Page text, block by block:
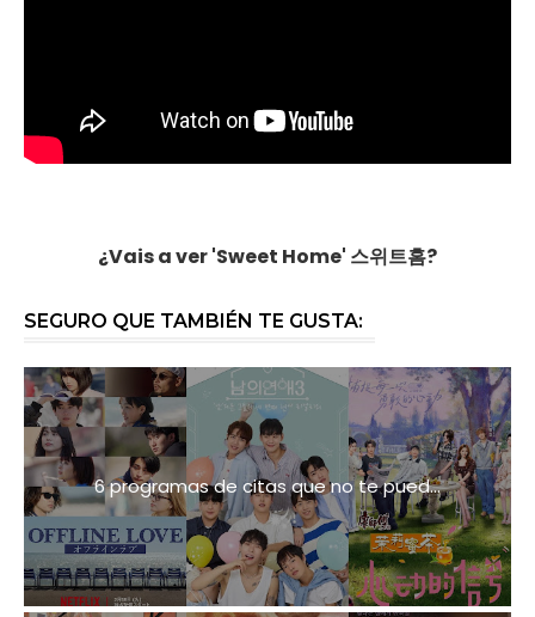
¿Vais a ver'Sweet Home' 스위트홈?
SEGURO QUE TAMBIÉN TE GUSTA:
6 programas de citas que no te pued...